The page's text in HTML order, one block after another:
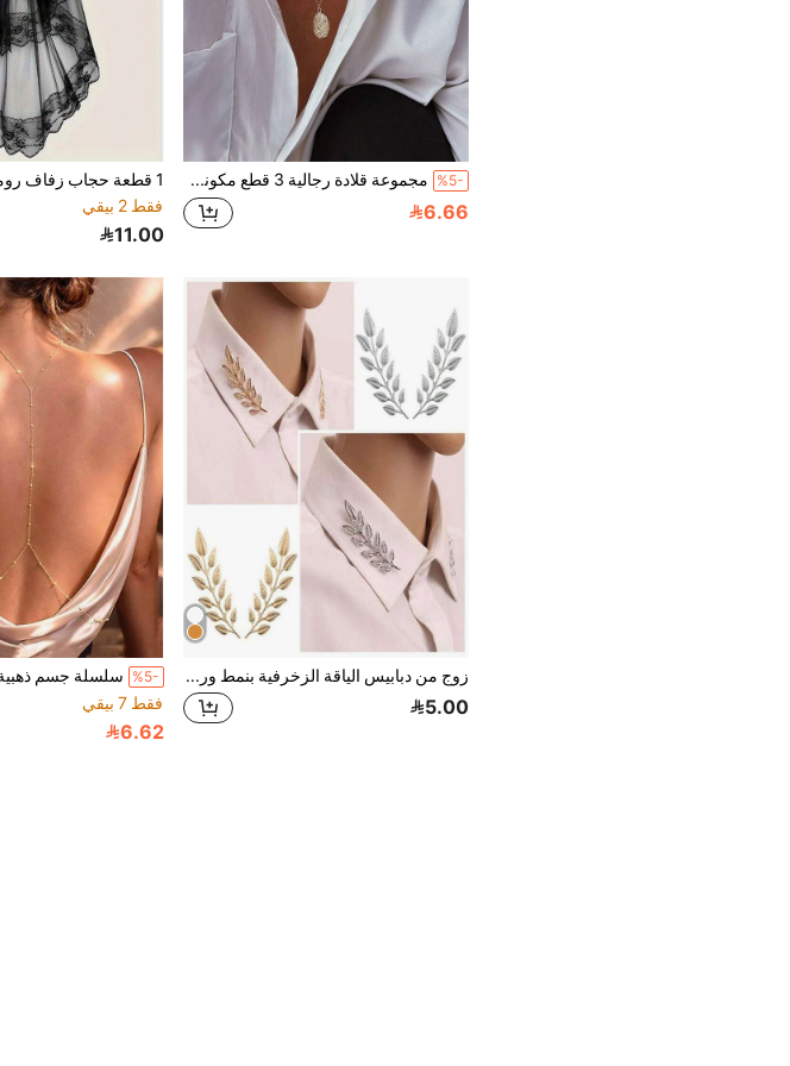
%5- مجموعة قلادة رجالية 3 قطع مكونة من ماس ثلاثي الأبعاد واللؤلؤ - إكسسوار فريد متعدد الاستخدامات ذو تصميم فاخر
6.66
فقط 2 بيقي
11.00
زوج من دبابيس الياقة الزخرفية بنمط ورقة الفضة، مناسبة لارتداء أوكتوبرفست أو الزي المدرسي أو كإكسسوار موضة وهدية
5.00
%5-
فقط 7 بيقي
6.62